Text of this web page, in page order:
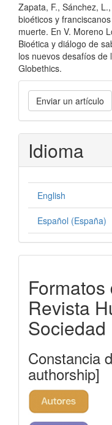
Zapata, F., Sánchez,
bioéticos y
muerte. En V. Moreno
Bioética y diálogo de
los nuevos desafíos
Globethics.
Enviar
un
artículo
Enviar un artículo
Idioma
English
Español (España)
rhs
Revista
Sociedad
Constancia
authorship]